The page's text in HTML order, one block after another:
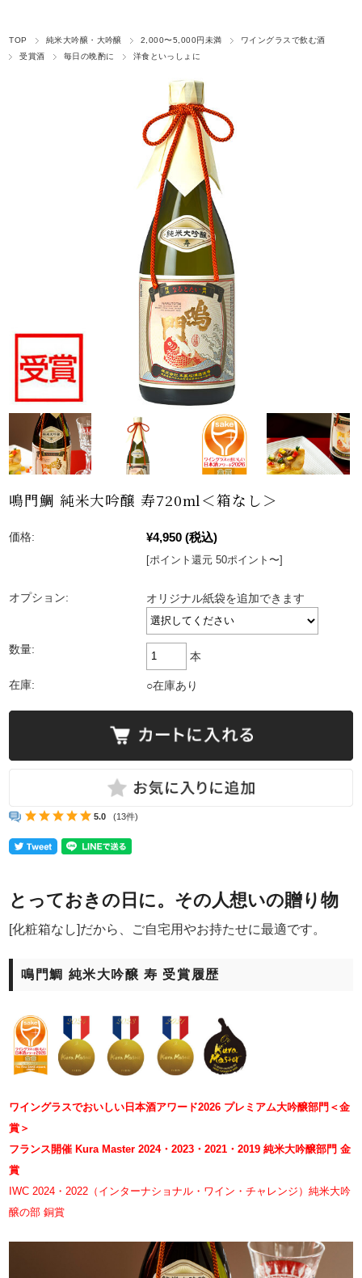
TOP 純米大吟醸・大吟醸 2,000〜5,000円未満
ワイングラスで飲む酒
受賞酒
毎日の晩酌に 洋食といっしょに
鳴門鯛 純米大吟醸 寿720ml＜箱なし＞
価格: ¥4,950 (税込)
[ポイント還元 50ポイント〜]
オプション: オリジナル紙袋を追加できます
数量:
本
在庫: ○在庫あり
5.0 (13件)
とっておきの日に。その人想いの贈り物
[化粧箱なし]だから、ご自宅用やお持たせに最適です。
鳴門鯛 純米大吟醸 寿 受賞履歴
ワイングラスでおいしい日本酒アワード2026 プレミアム大吟醸部門＜金
賞＞
フランス開催 Kura Master 2024・2023・2021・2019 純米大吟醸部門 金
賞
IWC 2024・2022（インターナショナル・ワイン・チャレンジ）純米大吟
醸の部 銅賞